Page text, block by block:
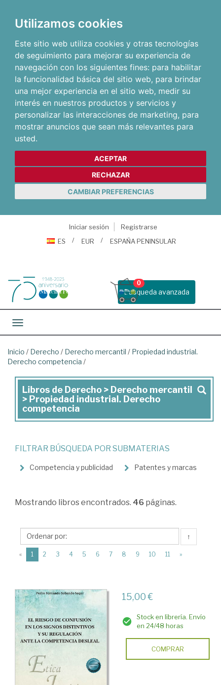
Utilizamos cookies
Este sitio web utiliza cookies y otras tecnologías
de seguimiento para mejorar su experiencia de
navegación con los siguientes fines: para habilitar
la funcionalidad básica del sitio web, para brindar
una mejor experiencia en el sitio web, medir su
interés en nuestros productos y servicios y
personalizar las interacciones de marketing, para
mostrar anuncios que sean más relevantes para
usted.
ACEPTAR
RECHAZAR
CAMBIAR PREFERENCIAS
Iniciar sesión
Registrarse
ES
EUR ESPAÑA PENINSULAR
Busqueda avanzada
0
Toggle navigation
Inicio / Derecho / Derecho mercantil / Propiedad industrial.
Derecho competencia /
Libros
de
Derecho
Derecho
mercantil
Propiedad
Derecho
competencia
Libros de Derecho > Derecho mercantil
> Propiedad industrial. Derecho
competencia
FILTRAR BÚSQUEDA POR SUBMATERIAS
Competencia y publicidad Patentes y marcas
Mostrando libros encontrados. 46 páginas.
↑
« 1 (current)
2 3 4 5 6 7 8 9 10 11 »
15,00 €
Stock en librería. Envío
en 24/48 horas
COMPRAR